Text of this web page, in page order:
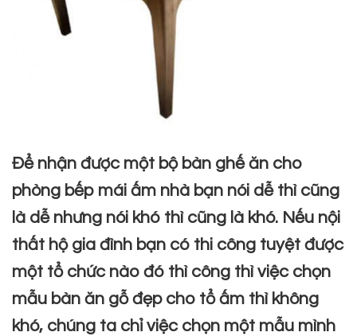
Để nhận được một bộ bàn ghế ăn cho
phòng bếp mái ấm nhà bạn nói dễ thì cũng
là dễ nhưng nói khó thì cũng là khó. Nếu nội
thất hộ gia đình bạn có thi công tuyệt được
một tổ chức nào đó thì công thì việc chọn
mẫu bàn ăn gỗ đẹpcho tổ ấm thì không
khó, chúng ta chỉ việc chọn một mẫu mình